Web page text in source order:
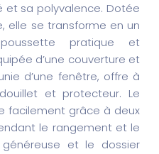
et sa polyvalence. Dotée
elle se transforme en un
pratique et
d’une couverture et
d’une fenêtre, offre à
et protecteur. Le
facilement grâce à deux
le rangement et le
généreuse et le dossier